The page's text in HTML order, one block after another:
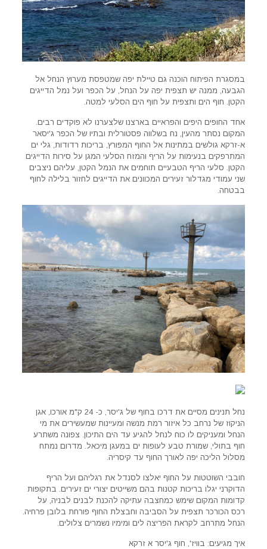
במסגרת הפיתוח הוכנה גם טיילת יפה שמטפסת מערוץ הנחל אל
הגבעה, ממנה יש תצפית יפה על הנחל, על הכפר ועל נמל הדייגים
הקטן. חוף הים ותצפית על חוף הים הסלעי למטה.
אחד החופים היפים והפראיים בארצנו שלצערנו לא פוקדים רבים.
המקום נסתר מהעין, נח בשלווה פסטורלית ובתיו של הכפר ג'יסאר
א-זרקא גולשים במתינות אל החוף המפורץ, בריכות רדודות, גלי ים
המתרפקים בנעימות על הריף והמזח הסלעי המגן על סירות הדייגים
הקטן. סלעי הריף הטבעיים תוחמים את הנמל הקטן, עליהם ניצבים
שני עמודי מגדלור זעירים המכוונים את הדייגים לחזור בלילה לחוף
בבטחה.
נחל תנינים מסיים את דרכו בחוף של ג'יסר, כ- 24 ק"מ אורכו, אגן
הניקוז של נרחב כל איזור רמת מנשה ומעיינות שמעשירים את מי
הנחל ומעניקים לו כוח לנחל להגיע עד הים התיכון. צפונה משתרע
חוף בתולי, שמורת טבע לעופות ים במעגן מיכאל. מדרום נמתח
מסלול הליכה יפה לאורך החוף עד קיסריה.
חובבי השוטטות על החוף יאלצו לסנדל את רגליהם ועל הריף
הדוקרני יגלו בריכות קטנות בהם משייטים יצורי ים זעירים. בתקופות
קדומות המקום שימש כמחצבה עתיקה להכנת לבנים לבניה, על
רכס הכורכר תצפית על הסביבה וחבצלת החוף פורחת בלובן פרחיה.
הנחל מתרחב לקראת הפריצה לים ומימיו נשמרים צלולים.
איך מגיעים: בוויז', חוף ג'יסר א זרקא